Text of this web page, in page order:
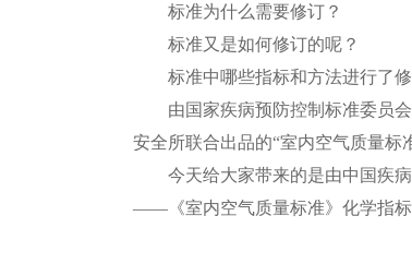
标准为什么需要修订？
标准又是如何修订的呢？
标准中哪些指标和方法进行了修
由国家疾病预防控制标准委员会
安全所联合出品的“室内空气质量标
今天给大家带来的是由中国疾病
——《室内空气质量标准》化学指标